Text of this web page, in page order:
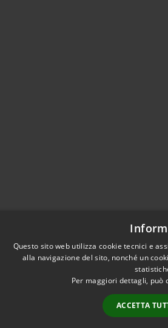
WhatsApp
Questo sito web utilizza cookie tecnici e
alla navigazione del sito, nonché un
Per maggiori dettagli, può
ACCETTA